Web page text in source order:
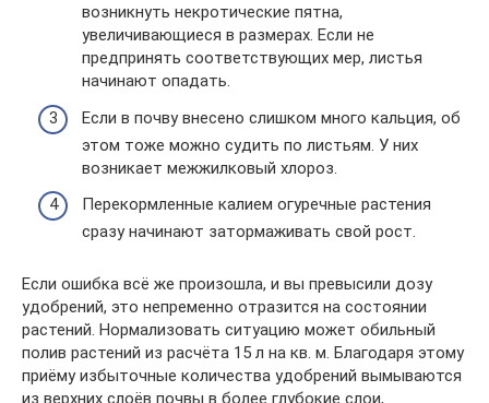
возникнуть некротические пятна,
увеличивающиеся в размерах. Если не
предпринять соответствующих мер, листья
начинают опадать.
Если в почву внесено слишком много кальция, об
этом тоже можно судить по листьям. У них
возникает межжилковый хлороз.
Перекормленные калием огуречные растения
сразу начинают затормаживать свой рост.
Если ошибка всё же произошла, и вы превысили дозу
удобрений, это непременно отразится на состоянии
растений. Нормализовать ситуацию может обильный
полив растений из расчёта 15 л на кв. м. Благодаря этому
приёму избыточные количества удобрений вымываются
из верхних слоёв почвы в более глубокие слои,